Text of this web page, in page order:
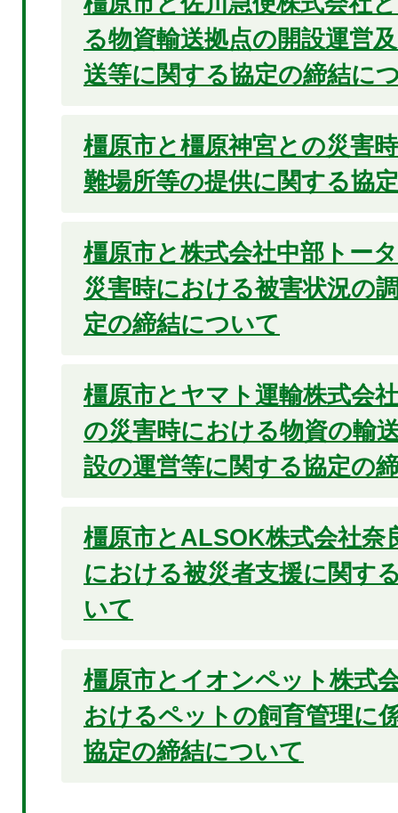
る物資輸送拠点の開設運営
送等に関する協定の締結に
橿原市と橿原神宮との災害
難場所等の提供に関する協
橿原市と株式会社中部トー
災害時における被害状況の
定の締結について
橿原市とヤマト運輸株式会
の災害時における物資の輸
設の運営等に関する協定の
橿原市とALSOK株式会社奈
における被災者支援に関す
いて
橿原市とイオンペット株式
おけるペットの飼育管理に
協定の締結について